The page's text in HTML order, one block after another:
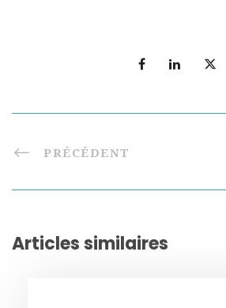
PRÉCÉDENT
Articles similaires